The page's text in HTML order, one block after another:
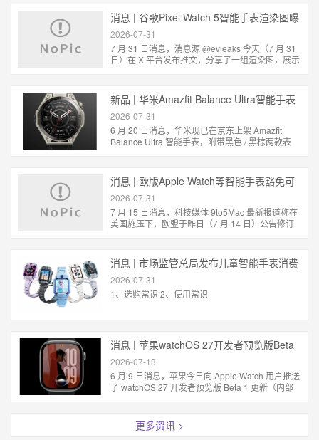
消息 | 谷歌Pixel Watch 5智能手表渲染图曝
光：升级3GB内存
2026-07-31
7 月 31 日消息，消息源 @evleaks 今天（7 月 31
日）在 X 平台发布推文，分享了一组渲染图，展示
新品 | 华米Amazfit Balance Ultra智能手表
发售，4299元
2026-07-31
6 月 20 日消息，华米现已在京东上架 Amazfit
Balance Ultra 智能手表，附带黑色 / 黑棕两款表
消息 | 欧版Apple Watch等智能手表豁免可
拆卸电池
2026-07-31
7 月 15 日消息，科技媒体 9to5Mac 最新报道称在
美国施压下，欧盟于昨日（7 月 14 日）公告修订
消息 | 市场监管总局发布儿童智能手表消费
提示
2026-07-31
1、选购常识 2、使用常识
消息 | 苹果watchOS 27开发者预览版Beta
1发布
2026-07-13
6 月 9 日消息，苹果今日向 Apple Watch 用户推送
了 watchOS 27 开发者预览版 Beta 1 更新（内部
更多资讯 >